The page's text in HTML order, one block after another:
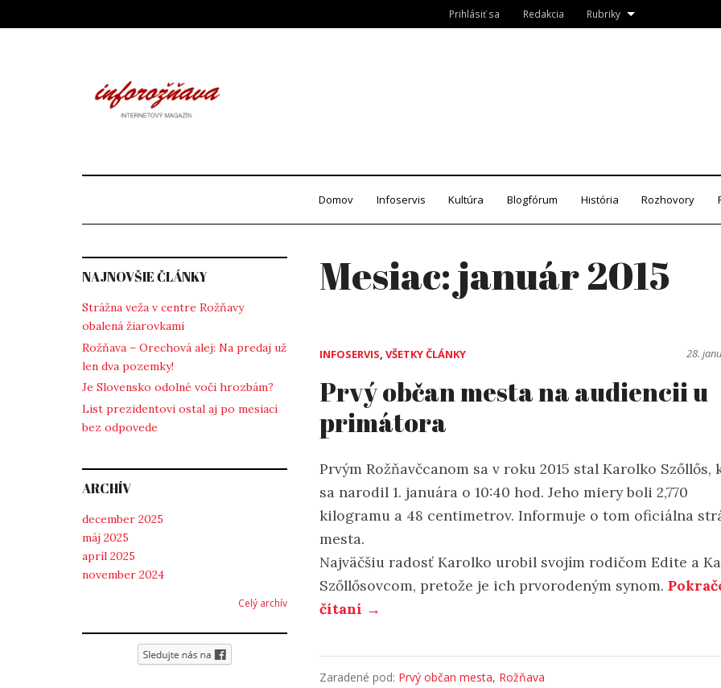
to
Prihlásiť sa Redakcia Rubriky
Domov Infoservis Kultúra Blogfórum História Rozhovory
Mesiac:január 2015
INFOSERVIS, VŠETKY ČLÁNKY 28.
Prvý občan mesta na audiencii u
primátora
Prvým Rožňavčcanom sa v roku 2015 stal Karolko Szőllős,
sa narodil 1. januára o 10:40 hod. Jeho miery boli 2,770
kilogramu a 48 centimetrov. Informuje o tom oficiálna
mesta.
Najväčšiu radosť Karolko urobil svojím rodičom Edite a
Szőllősovcom, pretože je ich prvorodeným synom.
čítaní →
Zaradené pod: Prvý občan mesta, Rožňava
NAJNOVŠIE ČLÁNKY
Strážna veža v centre Rožňavy
obalená žiarovkami
Rožňava – Orechová alej: Na predaj už
len dva pozemky!
Je Slovensko odolné voči hrozbám?
List prezidentovi ostal aj po mesiaci
bez odpovede
ARCHÍV
december 2025
máj 2025
apríl 2025
november 2024
Celý archív